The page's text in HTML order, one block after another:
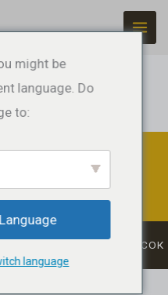
СПИСОК
might be
language. Do
to:
language